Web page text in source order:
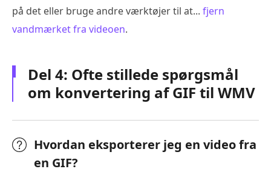
på det eller bruge andre værktøjer til at... fjern
vandmærket fra videoen.
Del 4: Ofte stillede spørgsmål
om konvertering af GIF til WMV
Hvordan eksporterer jeg en video fra
en GIF?